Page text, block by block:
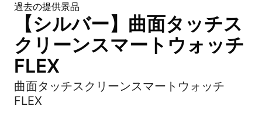
過去の提供景品
【シルバー】曲面タッチス
クリーンスマートウォッチ
FLEX
曲面タッチスクリーンスマートウォッチ
FLEX